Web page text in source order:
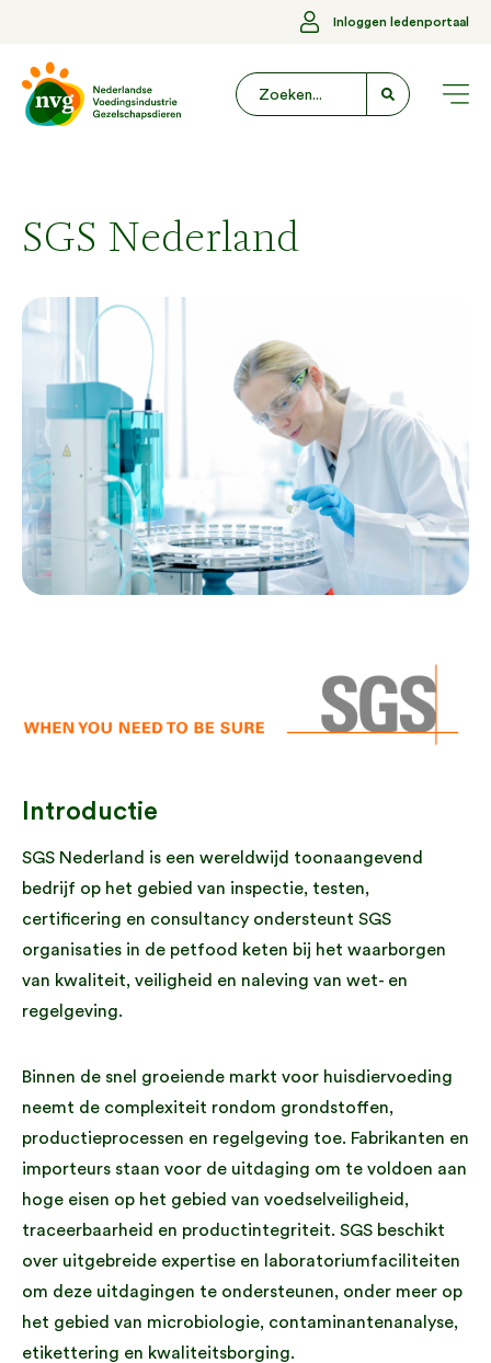
Inloggen ledenportaal
SGS Nederland
Introductie
SGS Nederland is een wereldwijd toonaangevend
bedrijf op het gebied van inspectie, testen,
certificering en consultancy ondersteunt SGS
organisaties in de petfood keten bij het waarborgen
van kwaliteit, veiligheid en naleving van wet- en
regelgeving.
Binnen de snel groeiende markt voor huisdiervoeding
neemt de complexiteit rondom grondstoffen,
productieprocessen en regelgeving toe. Fabrikanten en
importeurs staan voor de uitdaging om te voldoen aan
hoge eisen op het gebied van voedselveiligheid,
traceerbaarheid en productintegriteit. SGS beschikt
over uitgebreide expertise en laboratoriumfaciliteiten
om deze uitdagingen te ondersteunen, onder meer op
het gebied van microbiologie, contaminantenanalyse,
etikettering en kwaliteitsborging.